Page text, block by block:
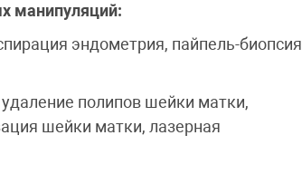
манипуляций:
эндометрия, пайпель-биопсия
полипов шейки матки,
шейки матки, лазерная